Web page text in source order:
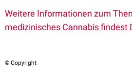
Weitere Informationen zum
medizinisches Cannabis findest
© Copyright